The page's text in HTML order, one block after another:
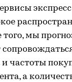
мы
и частоты
а